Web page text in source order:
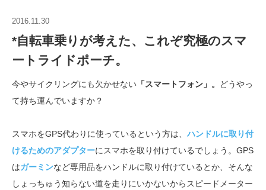
2016.11.30
*自転車乗りが考えた、これぞ究極のスマ
ートライドポーチ。
今やサイクリングにも欠かせない 「スマートフォン」。
どうやっ
て持ち運んでいますか？
スマホをGPS代わりに使っているという方は、 ハンドルに取り付
けるためのアダプターにスマホを取り付けているでしょう。GPS
はガーミンなど専用品をハンドルに取り付けているとか、そんな
しょっちゅう知らない道を走りにいかないからスピードメーター